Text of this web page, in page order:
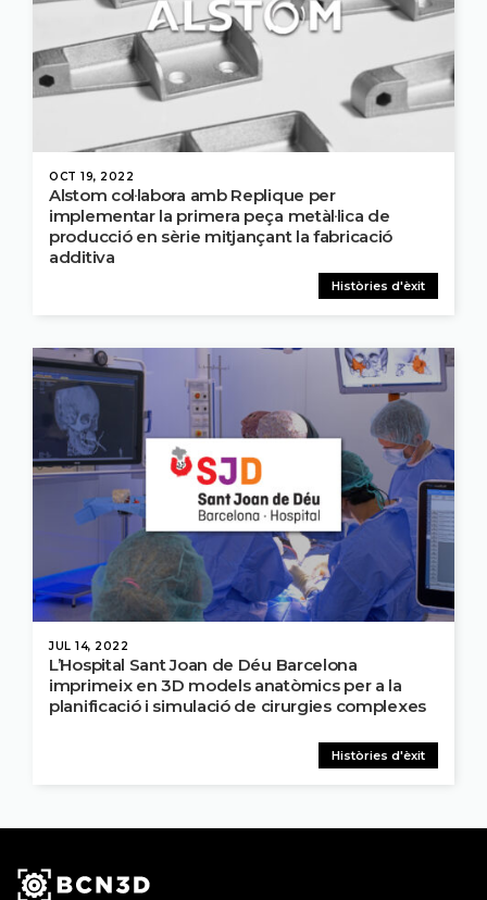
OCT 19, 2022
Històries d'èxit
Alstom col·labora amb Replique per
implementar la primera peça metàl·lica de
producció en sèrie mitjançant la fabricació
additiva
JUL 14, 2022
Històries d'èxit
L’Hospital Sant Joan de Déu Barcelona
imprimeix en 3D models anatòmics per a la
planificació i simulació de cirurgies complexes